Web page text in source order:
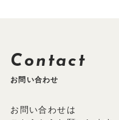
Contact
お問い合わせ
お問い合わせは